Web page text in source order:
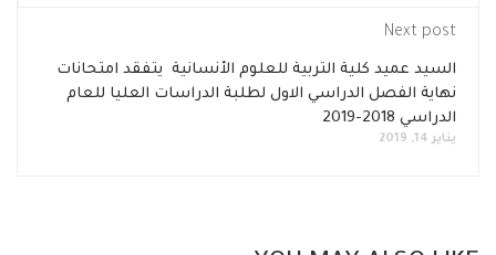
Next post
السيد عميد كلية التربية للعلوم الأنسانية يتفقد امتحانات
نهاية الفصل الدراسي الاول لطلبة الدراسات العليا للعام
الدراسي 2018-2019
يناير 14, 2019